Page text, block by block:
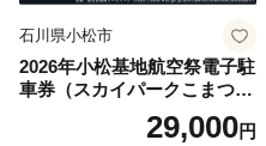
石川県小松市
2026年小松基地航空祭電子駐
車券（スカイパークこまつ
翼） 駐車場 シャトルバスの
りばすぐ 石川県 小松市
29,000円